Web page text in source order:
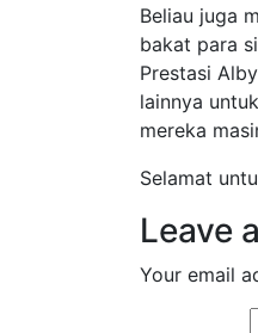
​Beliau juga
bakat para
Prestasi
lainnya
mereka
​Selamat
Leave
Your email